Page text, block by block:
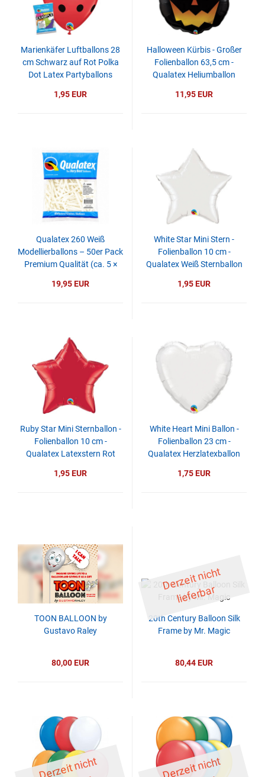
Marienkäfer Luftballons 28
cm Schwarz auf Rot Polka
Dot Latex Partyballons
1,95 EUR
Halloween Kürbis - Großer
Folienballon 63,5 cm -
Qualatex Heliumballon
11,95 EUR
Qualatex 260 Weiß
Modellierballons – 50er Pack
Premium Qualität (ca. 5 ×
19,95 EUR
White Star Mini Stern -
Folienballon 10 cm -
Qualatex Weiß Sternballon
1,95 EUR
Ruby Star Mini Sternballon -
Folienballon 10 cm -
Qualatex Latexstern Rot
1,95 EUR
White Heart Mini Ballon -
Folienballon 23 cm -
Qualatex Herzlatexballon
1,75 EUR
TOON BALLOON by
Gustavo Raley
80,00 EUR
D
er
z
eit
ni
c
ht
li
ef
er
b
ar
20th Century Balloon Silk
Frame by Mr. Magic
80,44 EUR
D
er
z
eit
ni
c
ht
li
ef
er
b D
er
z
eit
ni
c
ht
li
ef
er
b